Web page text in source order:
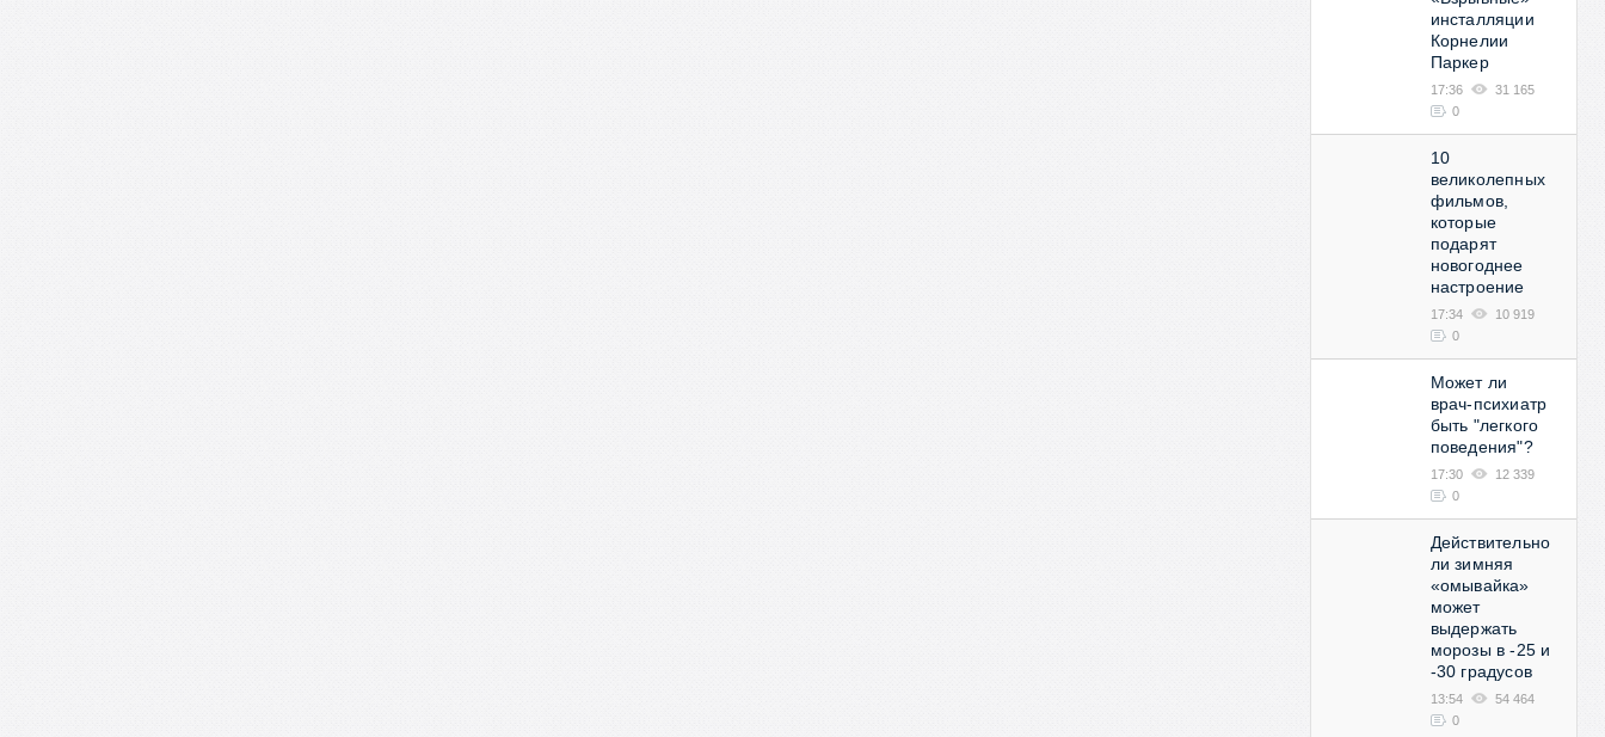
инсталляции
Корнелии
Паркер
17:36
31 165
0
10
великолепных
фильмов,
которые
подарят
новогоднее
настроение
17:34
10 919
0
Может ли
врач-психиатр
быть "легкого
поведения"?
17:30
12 339
0
Действительно
ли зимняя
«омывайка»
может
выдержать
морозы в -25 и
-30 градусов
13:54
54 464
0